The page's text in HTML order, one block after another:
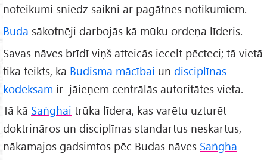
noteikumi sniedz saikni ar pagātnes notikumiem.
Buda sākotnēji darbojās kā mūku ordeņa līderis.
Savas nāves brīdī viņš atteicās iecelt pēcteci; tā vietā
tika teikts, ka Budisma mācībai un disciplīnas
kodeksam ir jāieņem centrālās autoritātes vieta.
Tā kā Saṅghai trūka līdera, kas varētu uzturēt
doktrināros un disciplīnas standartus neskartus,
nākamajos gadsimtos pēc Budas nāves Saṅgha